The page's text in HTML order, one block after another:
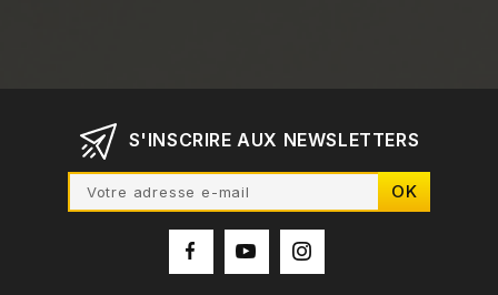
S'INSCRIRE AUX NEWSLETTERS